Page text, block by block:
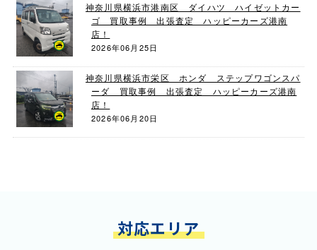
神奈川県横浜市港南区 ダイハツ ハイゼットカー
ゴ 買取事例 出張査定 ハッピーカーズ港南
店！
2026年06月25日
神奈川県横浜市栄区 ホンダ ステップワゴンスパ
ーダ 買取事例 出張査定 ハッピーカーズ港南
店！
2026年06月20日
対応エリア